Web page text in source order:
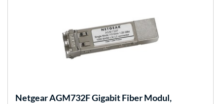
NetgearAGM732F Gigabit Fiber Modul,